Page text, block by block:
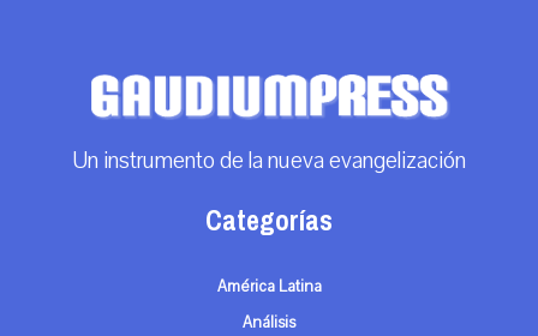
Un instrumento de la nueva evangelización
Categorías
América Latina
Análisis